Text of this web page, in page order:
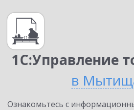
1С:Управление
в
Ознакомьтесь с